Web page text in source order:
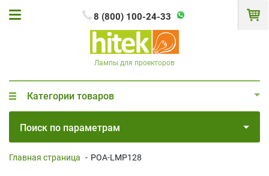
8 (800) 100-24-33
Лампы для проекторов
Категории товаров
Поиск по параметрам
Главная страница - POA-LMP128